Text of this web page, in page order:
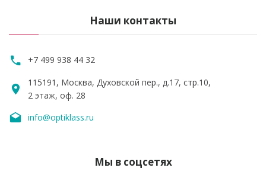
Наши контакты
+7 499 938 44 32
115191, Москва, Духовской пер., д.17, стр.10,
2 этаж, оф. 28
info@optiklass.ru
Мы в соцсетях